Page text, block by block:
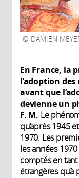
DAMIEN
En France, la
l’adoption
avant que
devienne un
F. M. Le
qu’après 1945
1970. Les
les années
comptés en
étrangères